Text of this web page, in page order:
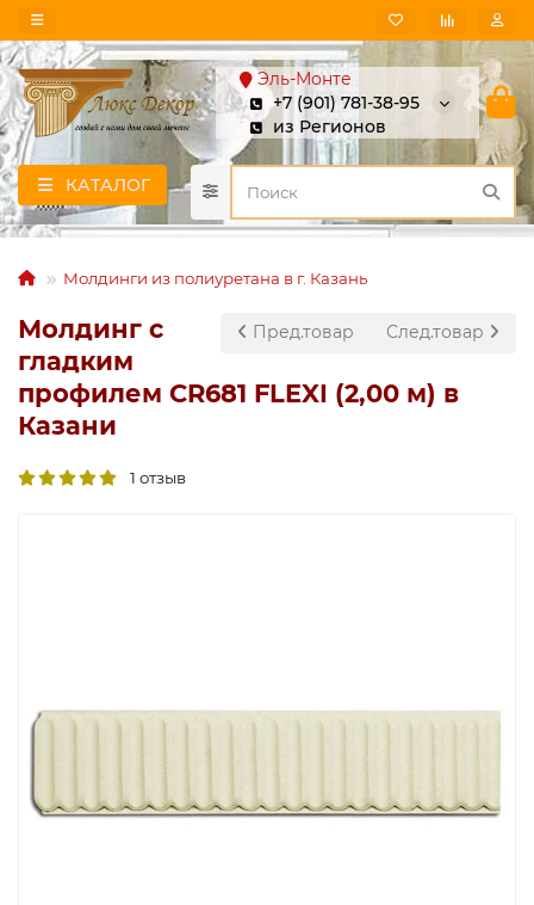
Эль-Монте
+7 (901) 781-38-95
из Регионов
КАТАЛОГ
Молдинги из полиуретана в г. Казань
Пред.товар След.товар
Молдинг с
гладким
профилем CR681 FLEXI (2,00 м) в
Казани
1 отзыв